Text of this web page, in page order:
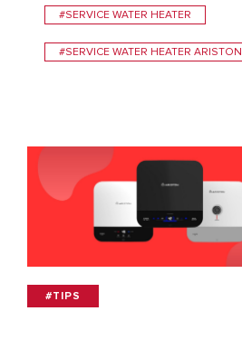
#SERVICE WATER HEATER
#SERVICE WATER HEATER ARISTON
#TIPS